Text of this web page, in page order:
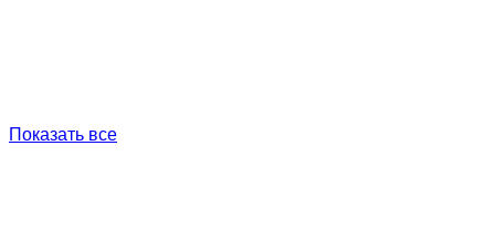
Показать все